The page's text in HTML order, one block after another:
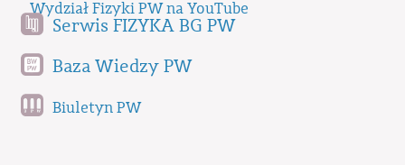
Wydział Fizyki PW na YouTube
Serwis FIZYKA BG PW
Baza Wiedzy PW
Biuletyn PW